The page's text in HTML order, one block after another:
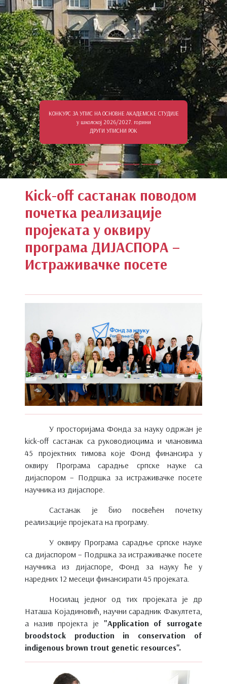
КОНКУРС ЗА УПИС НА ОСНОВНЕ АКАДЕМСКЕ СТУДИЈЕ
у школској 2026/2027. години
ДРУГИ УПИСНИ РОК
Kick-off састанак поводом
почетка реализације
пројеката у оквиру
програма ДИЈАСПОРА –
Истраживачке посете
У просторијама Фонда за науку одржан je
kick-off састанак са руководиоцима и члановима
45 пројектних тимова које Фонд финансира у
оквиру Програма сарадње српске науке са
дијаспором – Подршка за истраживачке посете
научника из дијаспоре.
Састанак је био посвећен почетку
реализације пројеката на програму.
У оквиру Програма сарадње српске науке
са дијаспором – Подршка за истраживачке посете
научника из дијаспоре, Фонд за науку ће у
наредних 12 месеци финансирати 45 пројеката.
Носилац једног од тих пројеката је др
Наташа Којадиновић, научни сарадник Факултета,
а назив пројекта је "Application of surrogate
broodstock production in conservation of
indigenous brown trout genetic resources".